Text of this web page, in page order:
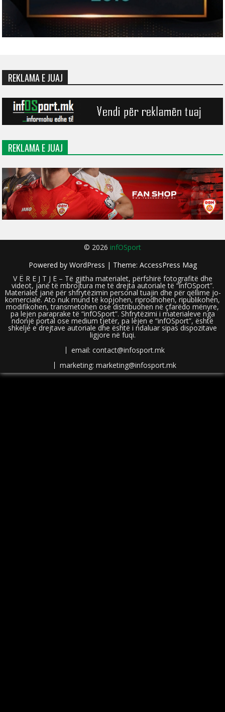
REKLAMA E JUAJ
REKLAMA E JUAJ
© 2026 infOSport
Powered by WordPress | Theme: AccessPress Mag
V Ë R E J T J E – Të gjitha materialet, përfshirë fotografitë dhe
videot, janë të mbrojtura me të drejta autoriale të “infOSport”.
Materialet janë për shfrytëzimin personal tuajin dhe për qëllime jo-
komerciale. Ato nuk mund të kopjohen, riprodhohen, ripublikohen,
modifikohen, transmetohen ose distribuohen në çfarëdo mënyre,
pa lejen paraprake të “infOSport”. Shfrytëzimi i materialeve nga
ndonjë portal ose medium tjetër, pa lejen e “infOSport”, është
shkelje e drejtave autoriale dhe është i ndaluar sipas dispozitave
ligjore në fuqi.
email: contact@infosport.mk
marketing: marketing@infosport.mk